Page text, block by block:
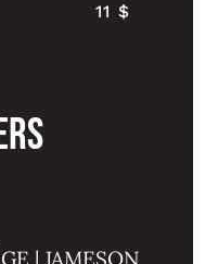
11 $
| JAMESON